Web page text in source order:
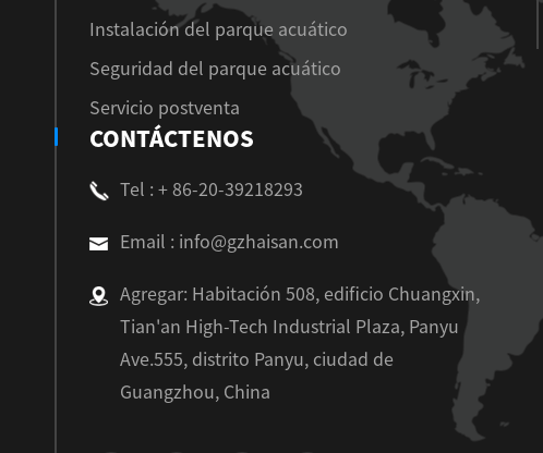
Instalación del parque acuático
Seguridad del parque acuático
Servicio postventa
CONTÁCTENOS
Tel : + 86-20-39218293
Email : info@gzhaisan.com
Agregar: Habitación 508, edificio Chuangxin,
Tian'an High-Tech Industrial Plaza, Panyu
Ave.555, distrito Panyu, ciudad de
Guangzhou, China